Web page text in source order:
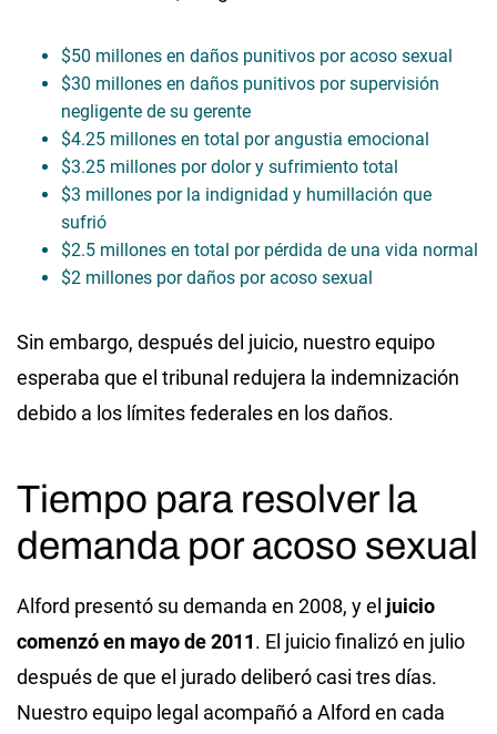
$50 millones en daños punitivos por acoso sexual
$30 millones en daños punitivos por supervisión
negligente de su gerente
$4.25 millones en total por angustia emocional
$3.25 millones por dolor y sufrimiento total
$3 millones por la indignidad y humillación que
sufrió
$2.5 millones en total por pérdida de una vida normal
$2 millones por daños por acoso sexual
Sin embargo, después del juicio, nuestro equipo
esperaba que el tribunal redujera la indemnización
debido a los límites federales en los daños.
Tiempo para resolver la
demanda por acoso sexual
Alford presentó su demanda en 2008, y el juicio
comenzó en mayo de 2011. El juicio finalizó en julio
después de que el jurado deliberó casi tres días.
Nuestro equipo legal acompañó a Alford en cada